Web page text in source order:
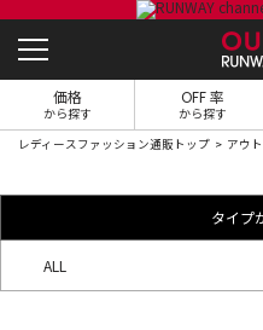
価格
から探す
OFF 率
から探す
レディースファッション通販トップ アウ
タイプ
ALL